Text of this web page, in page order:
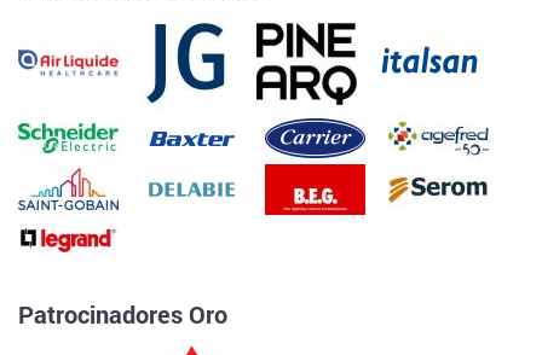
Patrocinadores Oro